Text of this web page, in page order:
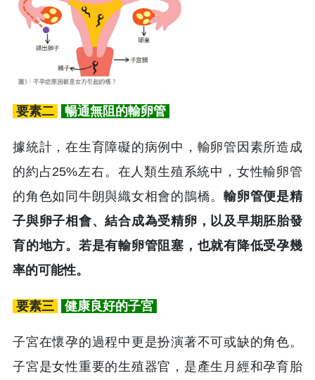
要素二 暢通無阻的輸卵管
據統計，在生育障礙的病例中，輸卵管因素所造成
的約占25%左右。在人類生殖系統中，女性輸卵管
的角色如同牛朗與織女相會的鵲橋。輸卵管便是精
子與卵子相會、結合成為受精卵，以及早期胚胎發
育的地方。若是有輸卵管阻塞，也就有降低受孕幾
率的可能性。
要素三 健康良好的子宮
子宮在懷孕的過程中更是扮演著不可或缺的角色。
子宮是女性重要的生殖器官，是產生月經和孕育胎